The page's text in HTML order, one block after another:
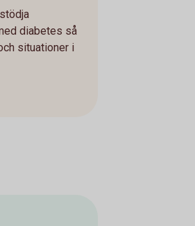
diabetes så
situationer i